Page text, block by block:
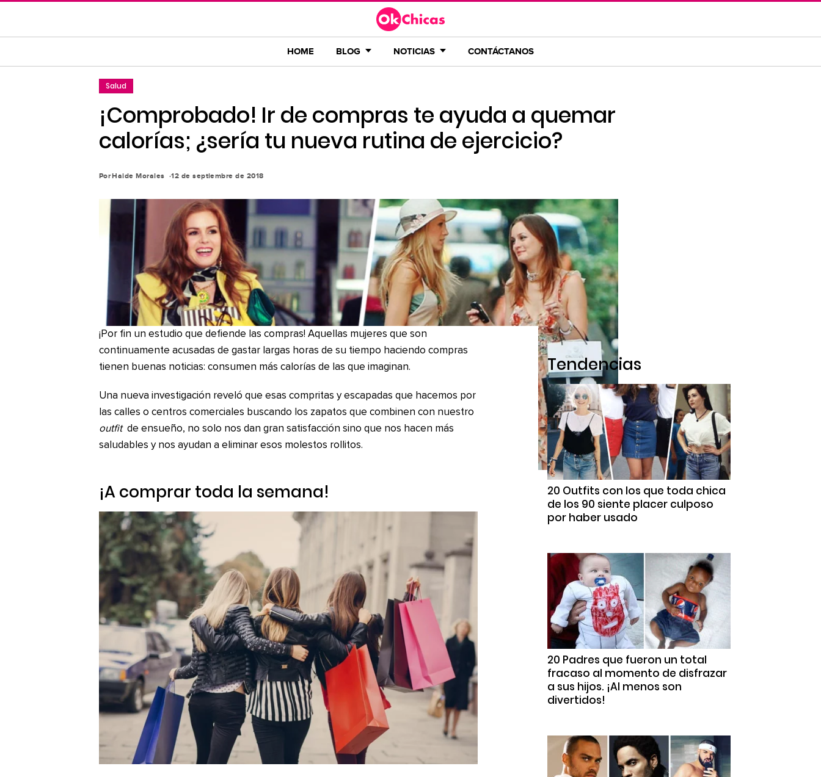
contenido
HOME BLOG NOTICIAS CONTÁCTANOS
Salud
¡Comprobado! Ir de compras te ayuda a quemar
calorías; ¿sería tu nueva rutina de ejercicio?
PorHaide Morales 12 de septiembre de 2018
¡Por fin un estudio que defiende las compras! Aquellas mujeres que son
continuamente acusadas de gastar largas horas de su tiempo haciendo compras
tienen buenas noticias: consumen más calorías de las que imaginan.
Una nueva investigación reveló que esas compritas y escapadas que hacemos por
las calles o centros comerciales buscando los zapatos que combinen con nuestro
outfit de ensueño, no solo nos dan gran satisfacción sino que nos hacen más
saludables y nos ayudan a eliminar esos molestos rollitos.
¡A comprar toda la semana!
Tendencias
20 Outfits con los que toda chica
de los 90 siente placer culposo
por haber usado
20 Padres que fueron un total
fracaso al momento de disfrazar
a sus hijos. ¡Al menos son
divertidos!